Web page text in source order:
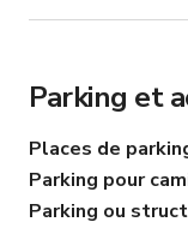
Parking et
Places de
Parking pour
Parking ou